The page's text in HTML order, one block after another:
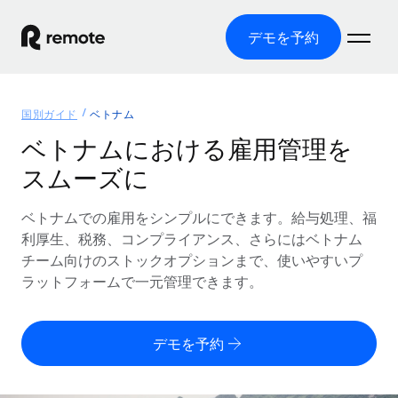
デモを予約
グローバル雇用
グローバル給与処理
コンプライアンス対応の給与処理を手軽に
Employer of Record（EOR）
グローバル展開をコストをかけずに実現
Contractor of Record
世界中の契約社員と法令を遵守して契約
ソリューション
各国の制度に対応
国別ガイド
/国別のグローバル雇用支援を検索する
Remoteを他社と比較
リソース
ツールと計算ツール
従業員コスト計算ツール
価格
English
国別ガイド ベトナム
ベトナムにおける雇用管理を
スムーズに
ベトナムでの雇用をシンプルにできます。給与処理、福
利厚生、税務、コンプライアンス、さらにはベトナム
チーム向けのストックオプションまで、使いやすいプ
ラットフォームで一元管理できます。
デモを予約